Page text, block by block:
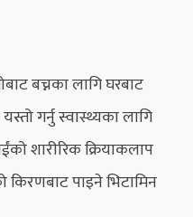
बच्नका लागि घरबाट
गर्नु स्वास्थ्यका लागि
शारीरिक क्रियाकलाप
किरणबाट पाइने भिटामिन